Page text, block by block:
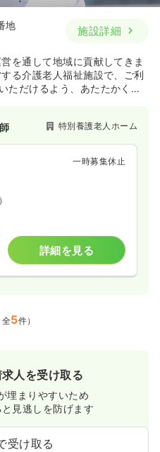
地 施設詳細
を通して地域に貢献してきま
る介護老人福祉施設で、ご利
ただけるよう、あたたかく誠
特別養護老人ホーム
一時募集休止
詳細を見る
5件）
人を受け取る
埋まりやすいため
見逃しを防げます
受け取る